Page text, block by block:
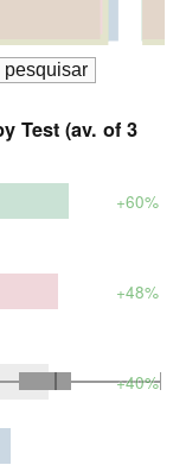
Test (av. of 3
+60%
+48%
+40%